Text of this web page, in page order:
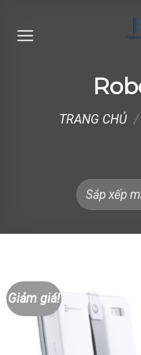
TRANG CHỦ /
Giảm giá!